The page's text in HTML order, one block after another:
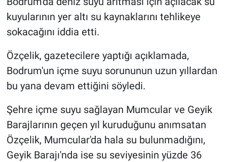
kuyularının yer altı su kaynaklarını tehlikeye
sokacağını iddia etti.
Özçelik, gazetecilere yaptığı açıklamada,
Bodrum'un içme suyu sorununun uzun yıllardan
bu yana devam ettiğini söyledi.
Şehre içme suyu sağlayan Mumcular ve Geyik
Barajlarının geçen yıl kuruduğunu anımsatan
Özçelik, Mumcular'da hala su bulunmadığını,
Geyik Barajı'nda ise su seviyesinin yüzde 36